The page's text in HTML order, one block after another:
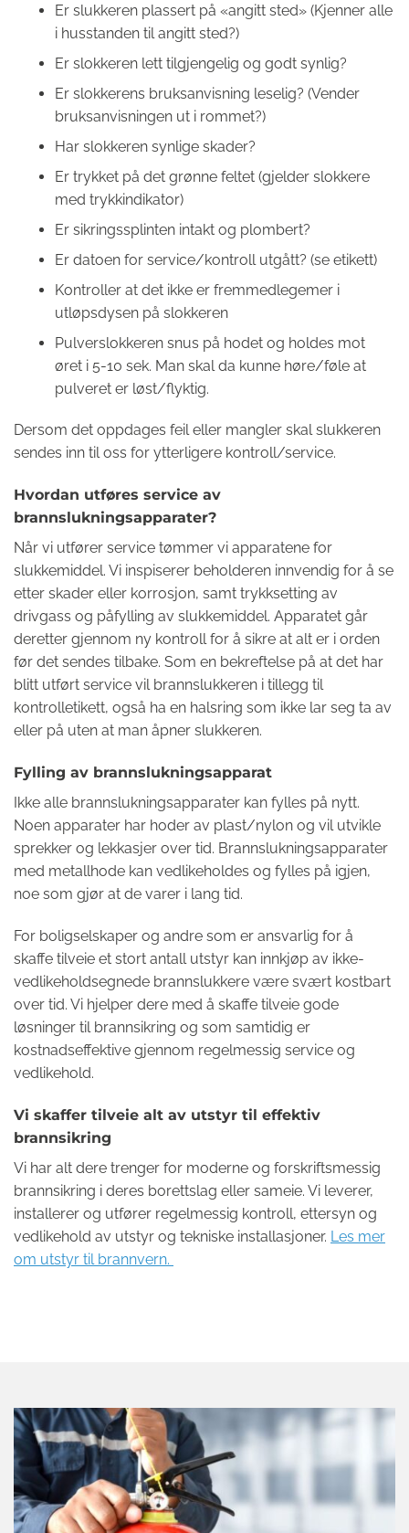
Er slukkeren plassert på «angitt sted» (Kjenner alle
i husstanden til angitt sted?)
Er slokkeren lett tilgjengelig og godt synlig?
Er slokkerens bruksanvisning leselig? (Vender
bruksanvisningen ut i rommet?)
Har slokkeren synlige skader?
Er trykket på det grønne feltet (gjelder slokkere
med trykkindikator)
Er sikringssplinten intakt og plombert?
Er datoen for service/kontroll utgått? (se etikett)
Kontroller at det ikke er fremmedlegemer i
utløpsdysen på slokkeren
Pulverslokkeren snus på hodet og holdes mot
øret i 5-10 sek. Man skal da kunne høre/føle at
pulveret er løst/flyktig.
Dersom det oppdages feil eller mangler skal slukkeren
sendes inn til oss for ytterligere kontroll/service.
Hvordan utføres service av
brannslukningsapparater?
Når vi utfører service tømmer vi apparatene for
slukkemiddel. Vi inspiserer beholderen innvendig for å se
etter skader eller korrosjon, samt trykksetting av
drivgass og påfylling av slukkemiddel. Apparatet går
deretter gjennom ny kontroll for å sikre at alt er i orden
før det sendes tilbake. Som en bekreftelse på at det har
blitt utført service vil brannslukkeren i tillegg til
kontrolletikett, også ha en halsring som ikke lar seg ta av
eller på uten at man åpner slukkeren.
Fylling av brannslukningsapparat
Ikke alle brannslukningsapparater kan fylles på nytt.
Noen apparater har hoder av plast/nylon og vil utvikle
sprekker og lekkasjer over tid. Brannslukningsapparater
med metallhode kan vedlikeholdes og fylles på igjen,
noe som gjør at de varer i lang tid.
For boligselskaper og andre som er ansvarlig for å
skaffe tilveie et stort antall utstyr kan innkjøp av ikke-
vedlikeholdsegnede brannslukkere være svært kostbart
over tid. Vi hjelper dere med å skaffe tilveie gode
løsninger til brannsikring og som samtidig er
kostnadseffektive gjennom regelmessig service og
vedlikehold.
Vi skaffer tilveie alt av utstyr til effektiv
brannsikring
Vi har alt dere trenger for moderne og forskriftsmessig
brannsikring i deres borettslag eller sameie. Vi leverer,
installerer og utfører regelmessig kontroll, ettersyn og
vedlikehold av utstyr og tekniske installasjoner. Les mer
om utstyr til brannvern.